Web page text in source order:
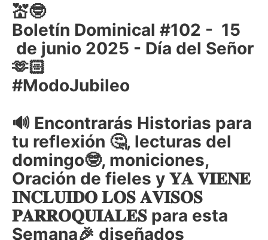
💒🤓
Boletín Dominical #102 - 15
de junio 2025 - Día del Señor
🫶🏻
#ModoJubileo
🔊 Encontrarás Historias para
tu reflexión 🤔, lecturas del
domingo🤓, moniciones,
Oración de fieles y 𝐘𝐀 𝐕𝚰𝐄𝐍𝐄
𝚰𝐍𝐂𝐋𝐔𝚰𝐃𝐎 𝐋𝐎𝐒 𝐀𝐕𝚰𝐒𝐎𝐒
𝐏𝐀𝐑𝐑𝐎𝐐𝐔𝚰𝐀𝐋𝐄𝐒 para esta
Semana🎉 diseñados